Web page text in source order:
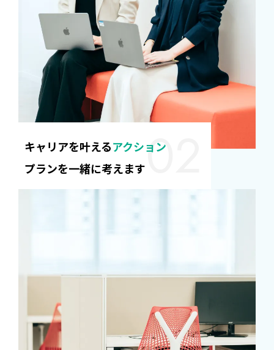
キャリアを叶えるアクション
プランを一緒に考えます